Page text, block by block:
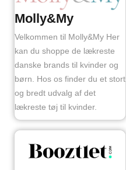
Molly&My
Velkommen til Molly&My Her
kan du shoppe de lækreste
danske brands til kvinder og
børn. Hos os finder du et stort
og bredt udvalg af det
lækreste tøj til kvinder.